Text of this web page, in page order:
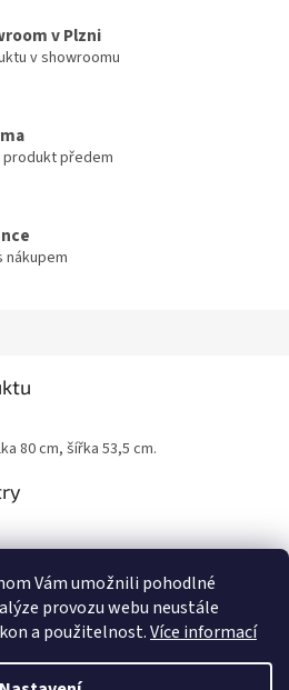
Vám umožnili pohodlné
provozu webu neustále
a použitelnost.Více informací
v Plzni
v showroomu
předem
nákupem
80 cm, šířka 53,5 cm.